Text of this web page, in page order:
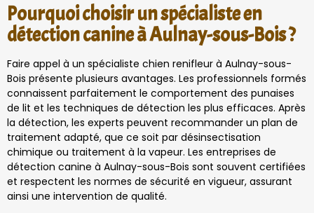
Pourquoi choisir un spécialiste en
détection canine à Aulnay-sous-Bois ?
Faire appel à un spécialiste chien renifleur à Aulnay-sous-
Bois présente plusieurs avantages. Les professionnels formés
connaissent parfaitement le comportement des punaises
de lit et les techniques de détection les plus efficaces. Après
la détection, les experts peuvent recommander un plan de
traitement adapté, que ce soit par désinsectisation
chimique ou traitement à la vapeur. Les entreprises de
détection canine à Aulnay-sous-Bois sont souvent certifiées
et respectent les normes de sécurité en vigueur, assurant
ainsi une intervention de qualité.